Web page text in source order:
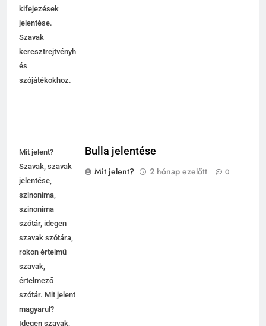
kifejezések
jelentése.
Szavak
keresztrejtvényhez
és
szójátékokhoz.
Mit jelent?
Szavak, szavak
jelentése,
szinoníma,
szinoníma
szótár, idegen
szavak szótára,
rokon értelmű
szavak,
értelmező
szótár. Mit jelent
magyarul?
Idegen szavak,
Bulla jelentése
Mit jelent?
2 hónap ezelőtt 0